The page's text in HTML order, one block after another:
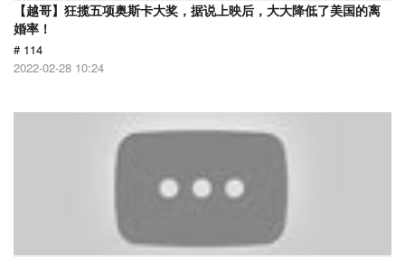
【越哥】狂揽五项奥斯卡大奖，据说上映后，大大降低了美国的离
婚率！
# 114
2022-02-28 10:24